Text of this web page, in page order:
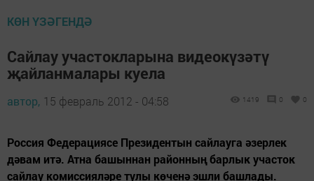
КӨН ҮЗӘГЕНДӘ
Сайлау участокларына видеокүзәтү
җайланмалары куела
автор, 15 февраль 2012 - 04:58 1419 0 0
Россия Федерациясе Президентын сайлауга әзерлек
дәвам итә. Атна башыннан районның барлык участок
сайлау комиссияләре тулы көченә эшли башлады.